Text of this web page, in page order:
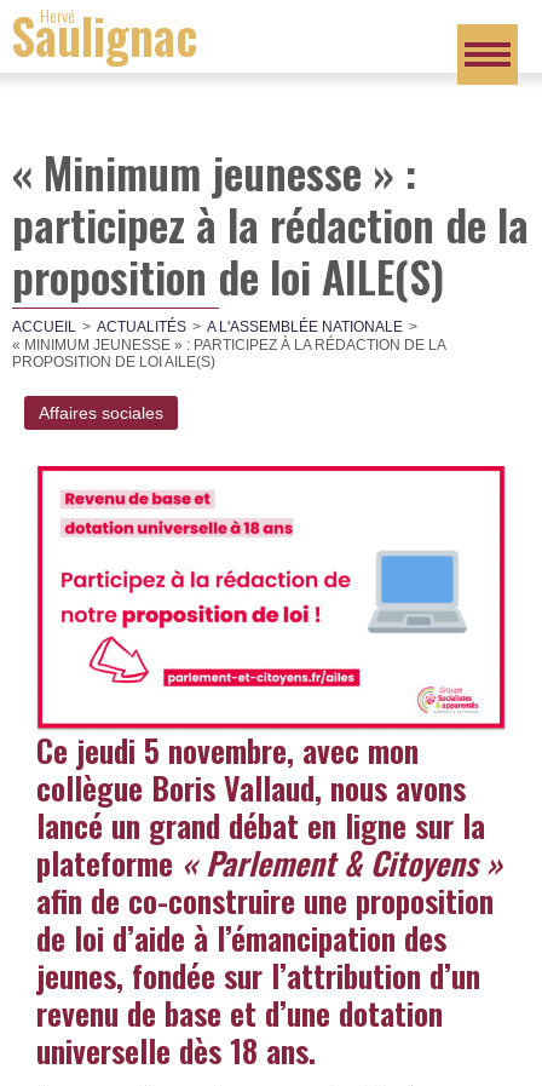
Hervé
Saulignac
« Minimum jeunesse » :
participez à la rédaction de la
proposition de loi AILE(S)
ACCUEIL ACTUALITÉS
A L'ASSEMBLÉE NATIONALE
« MINIMUM JEUNESSE » : PARTICIPEZ À LA RÉDACTION DE LA
PROPOSITION DE LOI AILE(S)
Affaires sociales
Ce jeudi 5 novembre, avec mon
collègue Boris Vallaud, nous avons
lancé un grand débat en ligne sur la
plateforme « Parlement & Citoyens »
afin de co-construire une proposition
de loi d’aide à l’émancipation des
jeunes, fondée sur l’attribution d’un
revenu de base et d’une dotation
universelle dès 18 ans.